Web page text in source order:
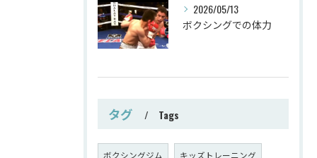
2026/05/13
ボクシングでの体力
タグ Tags
ボクシングジム キッズトレーニング